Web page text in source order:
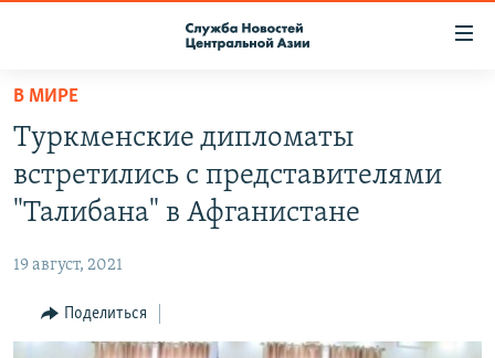
Вернуться
основному
содержанию
Вернутся
главной
навигации
Вернутся
ПОДПИСКА
КОНТАКТЫ
НАСТОЯЩЕЕ ВРЕМЯ
МИГРАНТ МЕДИА
В МИРЕ
Туркменские дипломаты
встретились с представителями
"Талибана" в Афганистане
19 август, 2021
Поделиться